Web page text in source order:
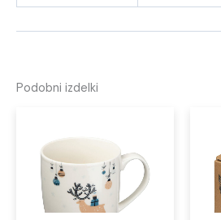
Podobni izdelki